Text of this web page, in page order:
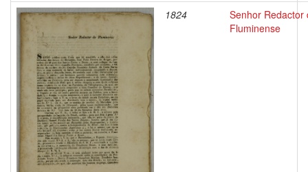
1824
Senhor Redactor
Fluminense